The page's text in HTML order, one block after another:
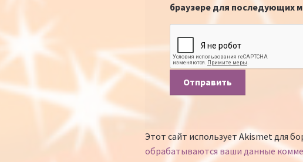
браузере для последующих
Этот сайт использует Akismet для
обрабатываются ваши данные